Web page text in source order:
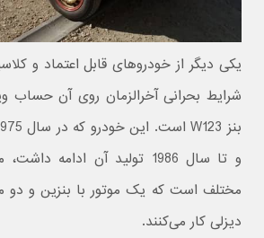
یکی دیگر از خودروهای قابل اعتماد و
شرایط بحرانی آخرالزمان روی آن حساب
و تا سال 1986 تولید آن ادامه
مختلف است که یک موتور با بنزین و دو
دیزلی کار می‌کنند.